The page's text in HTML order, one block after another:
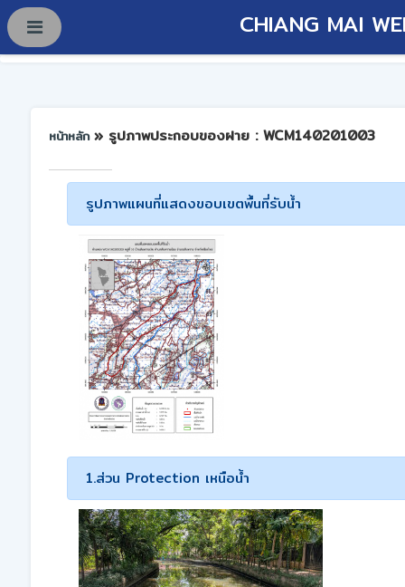
CHIANG MAI
หน้าหลัก » รูปภาพประกอบของฝาย : WCM140201003
รูปภาพแผนที่แสดงขอบเขตพื้นที่รับน้ำ
1.ส่วน Protection เหนือน้ำ